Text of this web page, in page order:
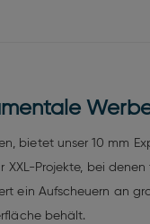
bietet unser 10 mm
XXL-Projekte, bei
ein Aufscheuern an
behält.